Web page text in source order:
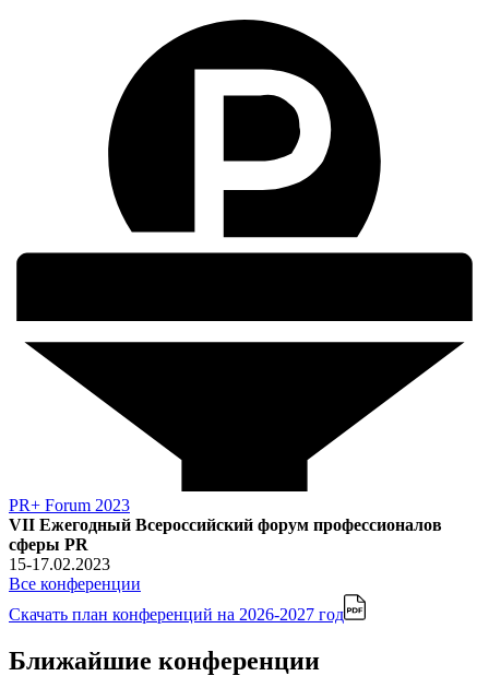
PR+ Forum 2023
VII Ежегодный Всероссийский форум профессионалов
сферы PR
15-17.02.2023
Все конференции
Скачать план конференций на 2026-2027 год
Ближайшие конференции